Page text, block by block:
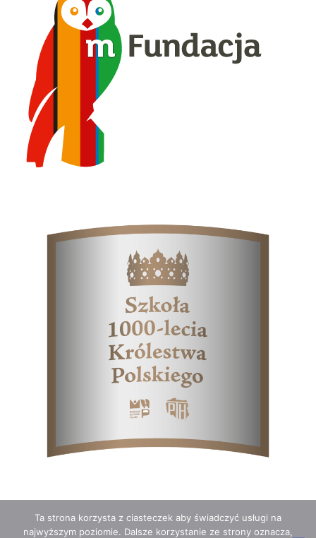
Ta strona korzysta z ciasteczek aby świadczyć usługi na
najwyższym poziomie. Dalsze korzystanie ze strony oznacza,